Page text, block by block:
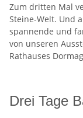
Zum dritten Mal
Steine-Welt. Und
spannende und
von unseren
Rathauses
Drei Tage